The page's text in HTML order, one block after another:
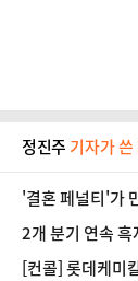
정진주 기자가
'결혼 페널티'가
다 [Now 2.30]
2개 분기 연속
(종합)
[컨콜] 롯데케미